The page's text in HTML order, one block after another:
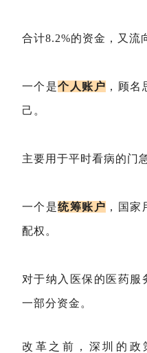
合计8.2%的资金，又流
一个是个人账户 ，顾
己。
主要用于平时看病的门
一个是统筹账户 ，国
配权。
对于纳入医保的医药服
一部分资金。
改革之前，深圳的政